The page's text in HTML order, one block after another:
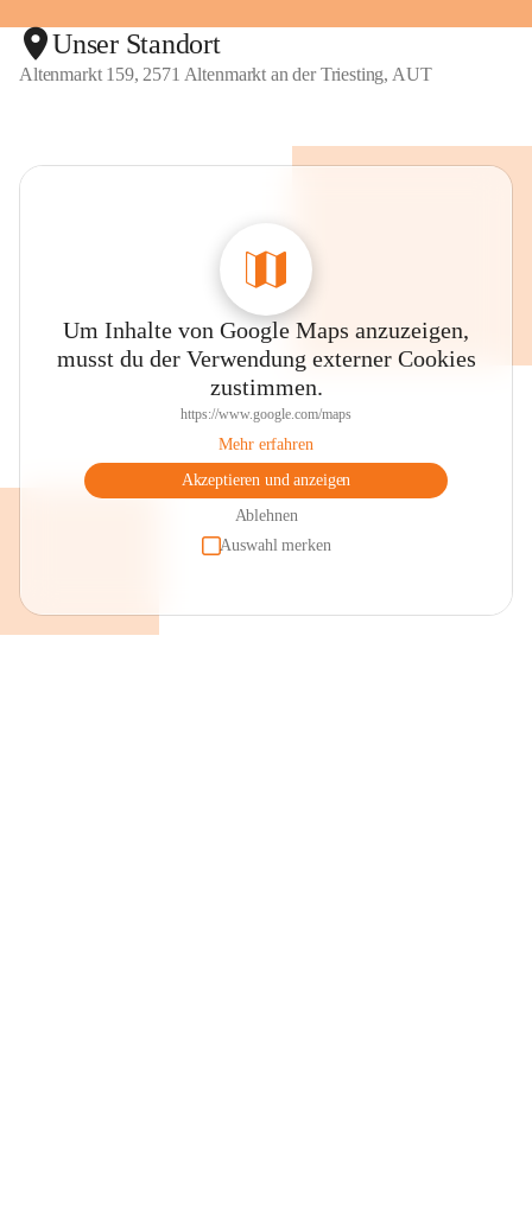
Unser Standort
Altenmarkt 159, 2571 Altenmarkt an der Triesting, AUT
Um Inhalte von Google Maps anzuzeigen,
musst du der Verwendung externer Cookies
zustimmen.
https://www.google.com/maps
Mehr erfahren
Akzeptieren und anzeigen
Ablehnen
Auswahl merken